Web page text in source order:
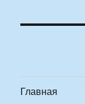
Главная